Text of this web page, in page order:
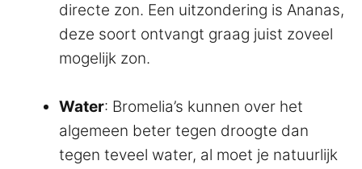
directe zon. Een uitzondering is Ananas,
deze soort ontvangt graag juist zoveel
mogelijk zon.
Water: Bromelia’s kunnen over het
algemeen beter tegen droogte dan
tegen teveel water, al moet je natuurlijk